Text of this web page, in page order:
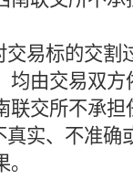
交易标的交
均由交易双方
联交所不承担
实、不准确
。